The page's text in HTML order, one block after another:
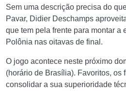
Sem uma descrição precisa do
Pavar, Didier Deschamps
que tem pela frente para montar a
Polônia nas oitavas de final.
O jogo acontece neste próximo
(horário de Brasília). Favoritos, os
consolidar a sua superioridade